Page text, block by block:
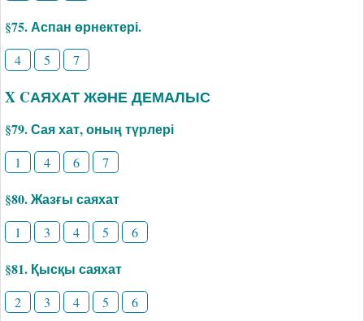
§75. Аспан өрнектері.
4 5 7
X CАЯХАТ ЖӘНЕ ДЕМАЛЫС
§79. Сая хат, оның түрлері
1 4 6 7
§80. Жазғы саяхат
1 3 4 5 6
§81. Қысқы саяхат
2 3 4 5 6